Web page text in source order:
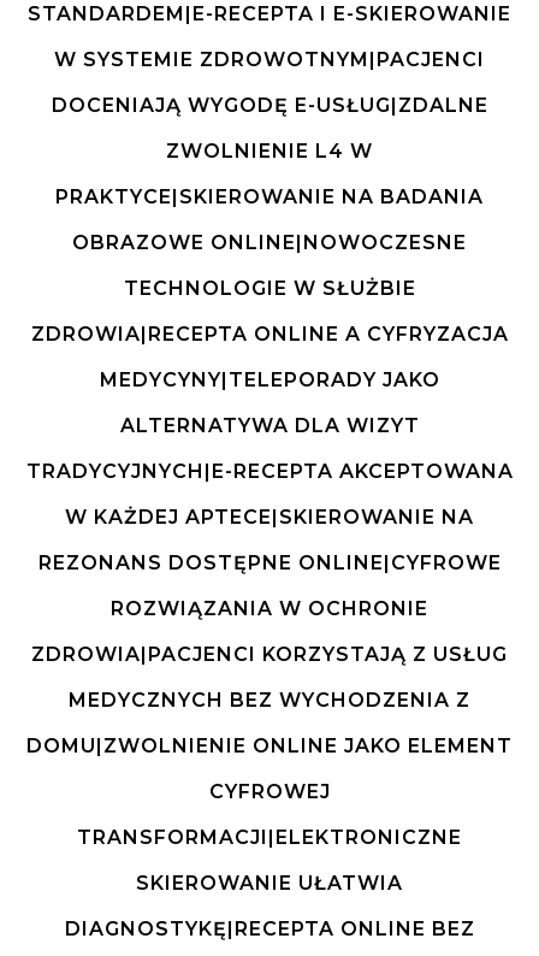
STANDARDEM|E-RECEPTA I E-SKIEROWANIE
W SYSTEMIE ZDROWOTNYM|PACJENCI
DOCENIAJĄ WYGODĘ E-USŁUG|ZDALNE
ZWOLNIENIE L4 W
PRAKTYCE|SKIEROWANIE NA BADANIA
OBRAZOWE ONLINE|NOWOCZESNE
TECHNOLOGIE W SŁUŻBIE
ZDROWIA|RECEPTA ONLINE A CYFRYZACJA
MEDYCYNY|TELEPORADY JAKO
ALTERNATYWA DLA WIZYT
TRADYCYJNYCH|E-RECEPTA AKCEPTOWANA
W KAŻDEJ APTECE|SKIEROWANIE NA
REZONANS DOSTĘPNE ONLINE|CYFROWE
ROZWIĄZANIA W OCHRONIE
ZDROWIA|PACJENCI KORZYSTAJĄ Z USŁUG
MEDYCZNYCH BEZ WYCHODZENIA Z
DOMU|ZWOLNIENIE ONLINE JAKO ELEMENT
CYFROWEJ
TRANSFORMACJI|ELEKTRONICZNE
SKIEROWANIE UŁATWIA
DIAGNOSTYKĘ|RECEPTA ONLINE BEZ